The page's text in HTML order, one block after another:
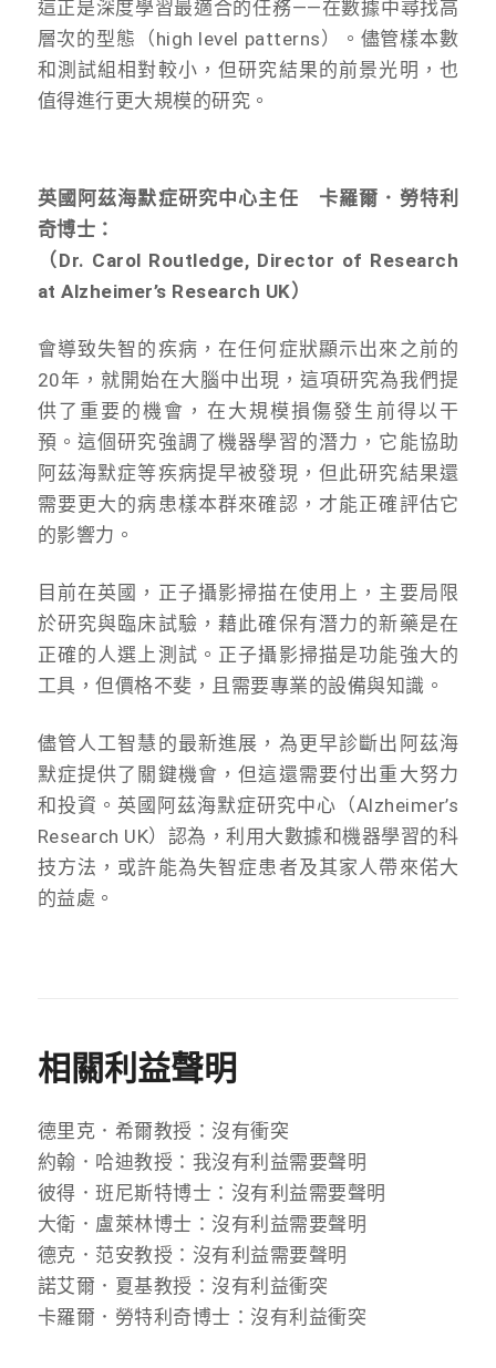
這正是深度學習最適合的任務——在數據中尋找高
層次的型態（high level patterns）。儘管樣本數
和測試組相對較小，但研究結果的前景光明，也
值得進行更大規模的研究。
英國阿茲海默症研究中心主任 卡羅爾．勞特利
奇博士：
（Dr. Carol Routledge, Director of Research
at Alzheimer’s Research UK）
會導致失智的疾病，在任何症狀顯示出來之前的
20年，就開始在大腦中出現，這項研究為我們提
供了重要的機會，在大規模損傷發生前得以干
預。這個研究強調了機器學習的潛力，它能協助
阿茲海默症等疾病提早被發現，但此研究結果還
需要更大的病患樣本群來確認，才能正確評估它
的影響力。
目前在英國，正子攝影掃描在使用上，主要局限
於研究與臨床試驗，藉此確保有潛力的新藥是在
正確的人選上測試。正子攝影掃描是功能強大的
工具，但價格不斐，且需要專業的設備與知識。
儘管人工智慧的最新進展，為更早診斷出阿茲海
默症提供了關鍵機會，但這還需要付出重大努力
和投資。英國阿茲海默症研究中心（Alzheimer’s
Research UK）認為，利用大數據和機器學習的科
技方法，或許能為失智症患者及其家人帶來偌大
的益處。
相關利益聲明
德里克．希爾教授：沒有衝突
約翰．哈迪教授：我沒有利益需要聲明
彼得．班尼斯特博士：沒有利益需要聲明
大衛．盧萊林博士：沒有利益需要聲明
德克．范安教授：沒有利益需要聲明
諾艾爾．夏基教授：沒有利益衝突
卡羅爾．勞特利奇博士：沒有利益衝突